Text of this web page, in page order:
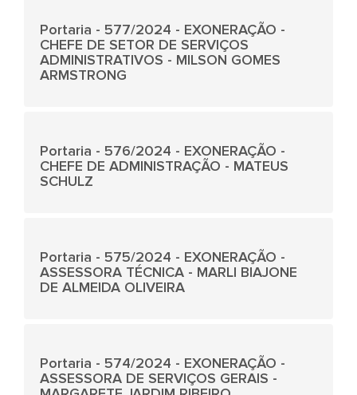
Portaria - 577/2024 - EXONERAÇÃO -
CHEFE DE SETOR DE SERVIÇOS
ADMINISTRATIVOS - MILSON GOMES
ARMSTRONG
Portaria - 576/2024 - EXONERAÇÃO -
CHEFE DE ADMINISTRAÇÃO - MATEUS
SCHULZ
Portaria - 575/2024 - EXONERAÇÃO -
ASSESSORA TÉCNICA - MARLI BIAJONE
DE ALMEIDA OLIVEIRA
Portaria - 574/2024 - EXONERAÇÃO -
ASSESSORA DE SERVIÇOS GERAIS -